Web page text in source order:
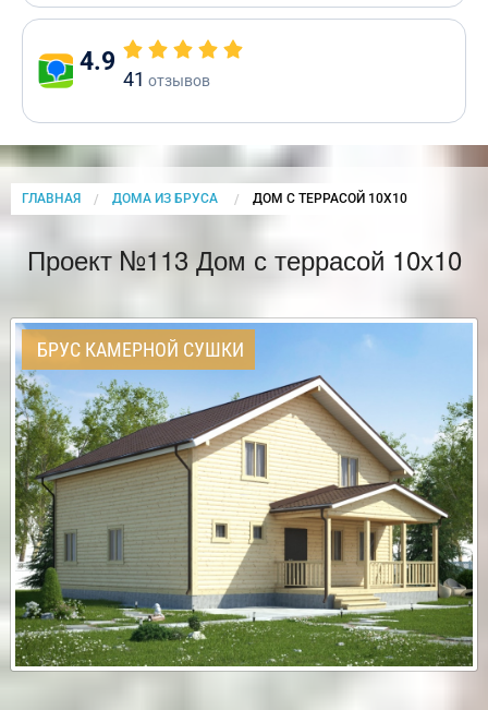
4.9
41 отзывов
ГЛАВНАЯ ДОМА ИЗ БРУСА CURRENT:
ДОМ С ТЕРРАСОЙ 10Х10
Проект №113 Дом с террасой 10х10
БРУС КАМЕРНОЙ СУШКИ